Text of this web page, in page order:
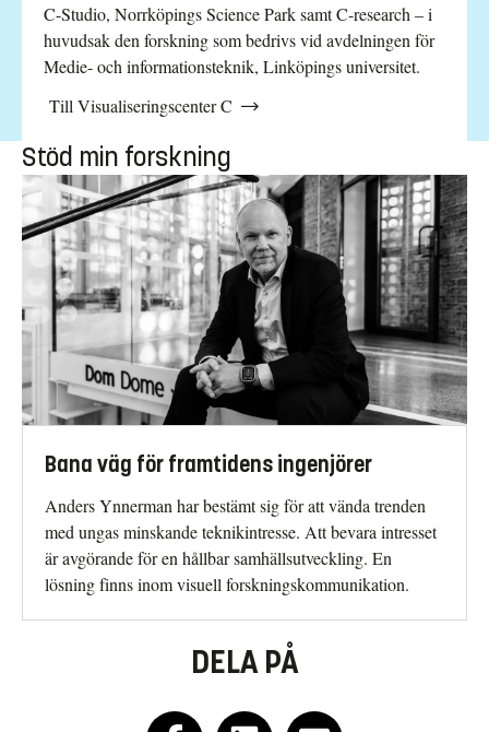
C-Studio, Norrköpings Science Park samt C-research – i
huvudsak den forskning som bedrivs vid avdelningen för
Medie- och informationsteknik, Linköpings universitet.
Till Visualiseringscenter C
Stöd min forskning
Bana väg för framtidens ingenjörer
Anders Ynnerman har bestämt sig för att vända trenden
med ungas minskande teknikintresse. Att bevara intresset
är avgörande för en hållbar samhällsutveckling. En
lösning finns inom visuell forskningskommunikation.
DELA PÅ